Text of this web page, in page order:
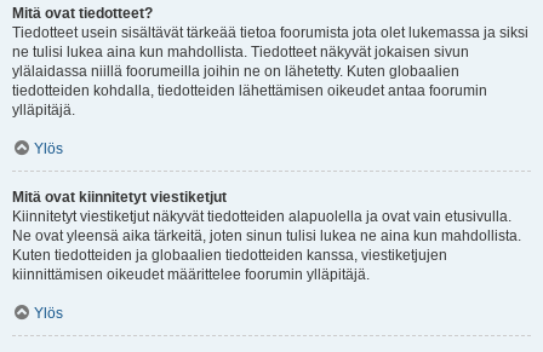
Mitä ovat tiedotteet?
Tiedotteet usein sisältävät tärkeää tietoa foorumista jota olet lukemassa ja siksi
ne tulisi lukea aina kun mahdollista. Tiedotteet näkyvät jokaisen sivun
ylälaidassa niillä foorumeilla joihin ne on lähetetty. Kuten globaalien
tiedotteiden kohdalla, tiedotteiden lähettämisen oikeudet antaa foorumin
ylläpitäjä.
Ylös
Mitä ovat kiinnitetyt viestiketjut
Kiinnitetyt viestiketjut näkyvät tiedotteiden alapuolella ja ovat vain etusivulla.
Ne ovat yleensä aika tärkeitä, joten sinun tulisi lukea ne aina kun mahdollista.
Kuten tiedotteiden ja globaalien tiedotteiden kanssa, viestiketjujen
kiinnittämisen oikeudet määrittelee foorumin ylläpitäjä.
Ylös